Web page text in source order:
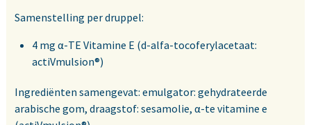
Samenstelling per druppel:
4 mg α-TE Vitamine E (d-alfa-tocoferylacetaat:
actiVmulsion®)
Ingrediënten samengevat: emulgator: gehydrateerde
arabische gom, draagstof: sesamolie, α-te vitamine e